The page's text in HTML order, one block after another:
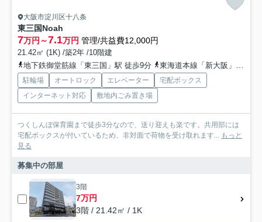
大阪市淀川区十八条
東三国Noah
7万円～7.1万円 管理/共益費12,000円
21.42㎡ (1K) /築2年 /10階建
地下鉄御堂筋線「東三国」駅 徒歩9分
東海道本線「新大阪」駅 徒歩25分
駐輪場 オートロック エレベーター
宅配ボックス
インターネット対応
敷地内ごみ置き場
つくしんぼ保育園まで徒歩3分なので、送り迎えも楽です。共用部には
宅配ボックスが付いているため、非対面で荷物を受け取れます... もっと
見る
募集中の部屋
3階
7万円
3階 / 21.42㎡ / 1K